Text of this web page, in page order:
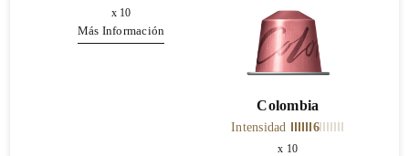
x 10
Más Información
Colombia
Intensidad 6
x 10